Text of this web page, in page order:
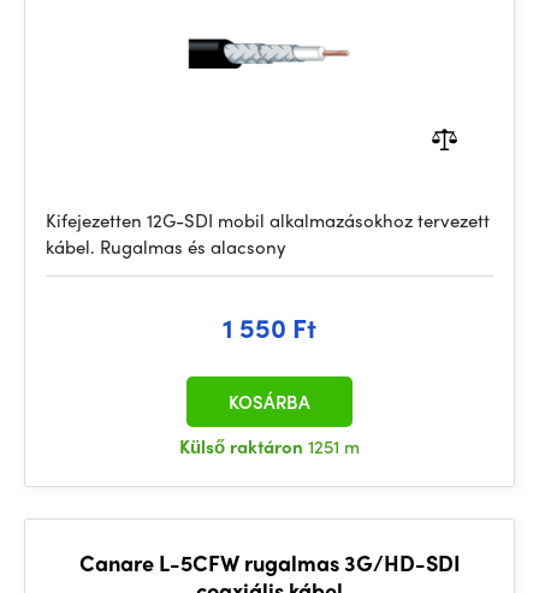
Kifejezetten 12G-SDI mobil alkalmazásokhoz tervezett
kábel. Rugalmas és alacsony
1 550 Ft
Külső raktáron 1251 m
KOSÁRBA
Canare L-5CFW rugalmas 3G/HD-SDI